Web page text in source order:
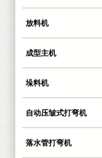
放料机
成型主机
垛料机
自动压皱式打弯机
落水管打弯机